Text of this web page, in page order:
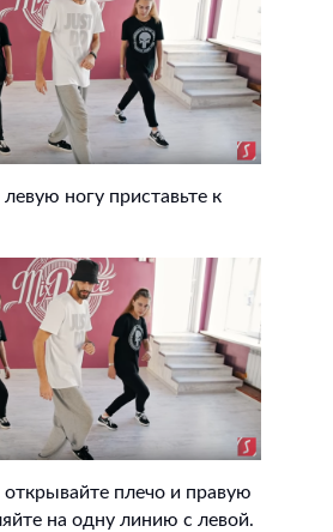
ногу приставьте к
открывайте плечо и правую
на одну линию с левой.